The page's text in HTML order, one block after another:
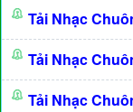
Tải Nhạc
Tải Nhạc
Tải Nhạc